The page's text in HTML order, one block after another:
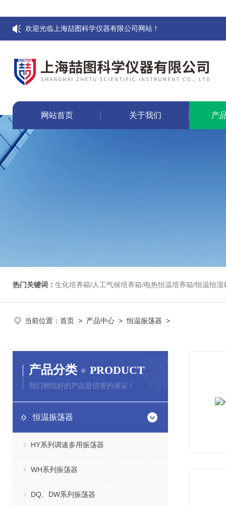
欢迎光临上海喆图科学仪器有限公司网站！
网站首页 关于我们 产
热门关键词： 生化培养箱/人工气候培养箱/电热恒温培养箱/恒温恒湿箱/光照培养箱/二氧化碳培养箱
当前位置： 首页 > 产品中心 >恒温振荡器 >
产品分类 PRODUCT
我们相信好的产品是信誉的保证！
恒温振荡器
HY系列调速多用振荡器
WH系列振荡器
DQ、DW系列振荡器